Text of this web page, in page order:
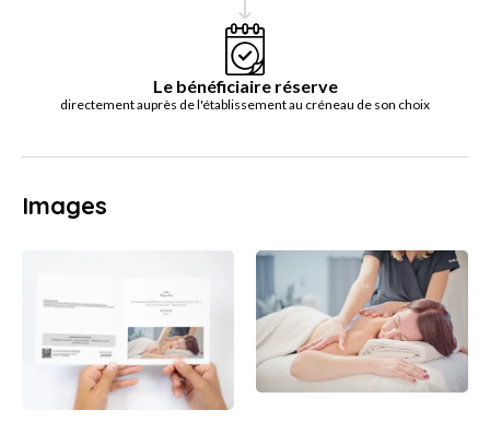
Le bénéficiaire réserve
directement auprès de l'établissement au créneau de son choix
Images